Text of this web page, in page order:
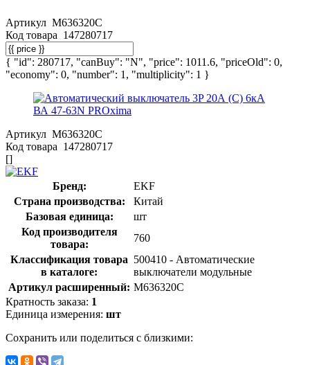
Артикул M636320C
Код товара 147280717
{ "id": 280717, "canBuy": "N", "price": 1011.6, "priceOld": 0,
"economy": 0, "number": 1, "multiplicity": 1 }
Артикул M636320C
Код товара 147280717
[]
Бренд:
EKF
Страна производства:
Китай
Базовая единица:
шт
Код производителя
товара:
760
Классификация товара
в каталоге:
500410 - Автоматические
выключатели модульные
Артикул расширенный: M636320C
Кратность заказа: 1
Единица измерения: шт
Сохранить или поделиться с близкими: